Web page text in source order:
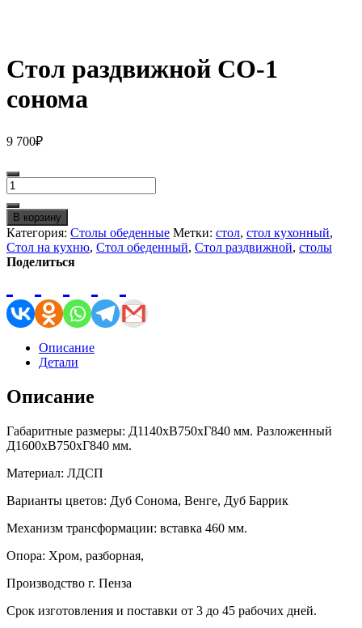
Стол раздвижной СО-1
сонома
9 700₽
Количество
товара
Стол
раздвижной
СО-1
сонома
В корзину
Категория: Столы обеденные Метки: стол, стол кухонный,
Стол на кухню, Стол обеденный, Стол раздвижной, столы
Поделиться
Описание
Детали
Описание
Габаритные размеры: Д1140хВ750хГ840 мм. Разложенный
Д1600хВ750хГ840 мм.
Материал: ЛДСП
Варианты цветов: Дуб Сонома, Венге, Дуб Баррик
Механизм трансформации: вставка 460 мм.
Опора: Хром, разборная,
Производство г. Пенза
Срок изготовления и поставки от 3 до 45 рабочих дней.